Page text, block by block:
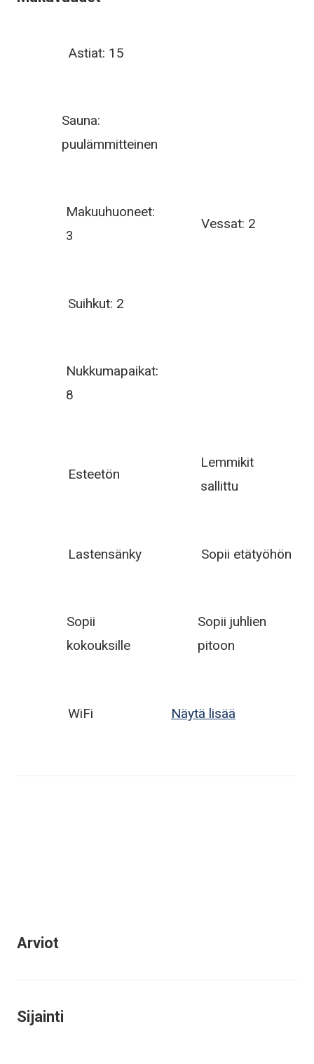
Astiat: 15
Sauna:
puulämmitteinen
Makuuhuoneet:
3
Vessat: 2
Suihkut: 2
Nukkumapaikat:
8
Esteetön
Lemmikit
sallittu
Lastensänky Sopii etätyöhön
Sopii
kokouksille
Sopii juhlien
pitoon
WiFi Näytä lisää
Arviot
Sijainti